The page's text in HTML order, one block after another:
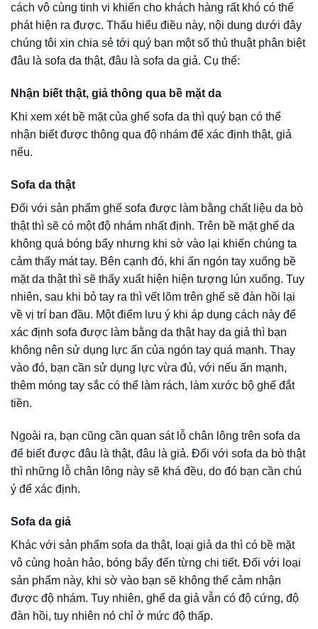
vô cùng hoàn hảo, bóng bẩy đến từng chi tiết. Đối với loại
sản phẩm này, khi sờ vào bạn sẽ không thể cảm nhận
được độ nhám. Tuy nhiên, ghế da giả vẫn có độ cứng, độ
đàn hồi, tuy nhiên nó chỉ ở mức độ thấp.
Nhận biết ghế sofa da thật da giả thông qua mùi của
sản phẩm
Một trong những cách nhận biết được nhiều người lựa
chọn đó chính là ngửi mùi của sản phẩm. Khi tiếp xúc với
ngái” của da tự nhiên. Còn đối với những loại ghế được
làm bằng chất liệu da thật, giả da thường có mùi hắc đặc
trưng của nhựa. Đây được xem là một trong những cách
phân biệt da thật, da giả vô cùng nhanh chóng, thuận lợi.
Nhận biết sofa da thật, da giả với nước
Độ thẩm thấu của sofa da bò thật khá cao, do đó bạn có
thể phân biệt bằng cách nhỏ một chút nước lên bề mặt của
da. Trường hợp thấy những giọt nước lan rộng ra và dần
thấm xuống da thì đây chắc chắn là da thật. Ngược lại,
thấy những giọt nước và chảy xuống thì có thể xác định
đây là chất liệu da giả. Bởi do chúng được làm từ chất liệu
nhựa tổng hợp, bề mặt hoàn toàn kín nên không thể nào
Nhận biết da bò thật hay giả thông qua đường may
Có thể thông qua đường may mũi chỉ cũng có thể xác định
được đâu là da thật, đâu là da giả. Những bộ ghế sofa
cẩn thận, thẳng tắp. Mọi chi tiết trên sản phẩm đều được
thiết kế một cách tinh tế, hoàn hảo nhất. Điều này không
chỉ giúp bộ ghế sofa bền hơn, tuổi thọ cao hơn mà còn
giúp làm tăng tính thẩm mỹ cho sản phẩm.
Ưu điểm nổi bật sofa da